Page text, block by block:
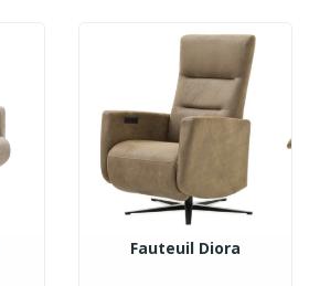
Fauteuil Diora